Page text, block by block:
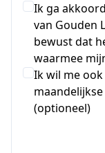
Ik ga
van Gouden
bewust dat
waarmee
Ik wil me
(optioneel)